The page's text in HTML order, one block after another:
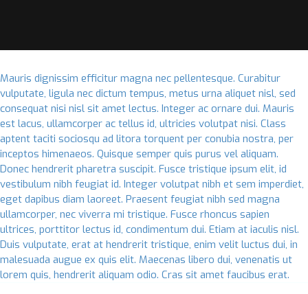
Mauris dignissim efficitur magna nec pellentesque. Curabitur
vulputate, ligula nec dictum tempus, metus urna aliquet nisl, sed
consequat nisi nisl sit amet lectus. Integer ac ornare dui. Mauris
est lacus, ullamcorper ac tellus id, ultricies volutpat nisi. Class
aptent taciti sociosqu ad litora torquent per conubia nostra, per
inceptos himenaeos. Quisque semper quis purus vel aliquam.
Donec hendrerit pharetra suscipit. Fusce tristique ipsum elit, id
vestibulum nibh feugiat id. Integer volutpat nibh et sem imperdiet,
eget dapibus diam laoreet. Praesent feugiat nibh sed magna
ullamcorper, nec viverra mi tristique. Fusce rhoncus sapien
ultrices, porttitor lectus id, condimentum dui. Etiam at iaculis nisl.
Duis vulputate, erat at hendrerit tristique, enim velit luctus dui, in
malesuada augue ex quis elit. Maecenas libero dui, venenatis ut
lorem quis, hendrerit aliquam odio. Cras sit amet faucibus erat.